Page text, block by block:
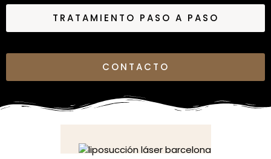
TRATAMIENTO PASO A PASO
CONTACTO